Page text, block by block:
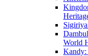
World
Kandy: